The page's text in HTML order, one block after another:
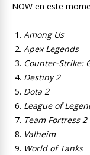
NOW en este
Among Us
Apex Legends
Counter-Strike:
Destiny 2
Dota 2
League of
Team Fortress 2
Valheim
World of Tanks